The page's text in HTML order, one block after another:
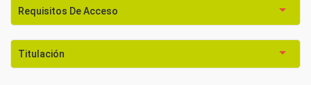
Requisitos De Acceso
Titulación